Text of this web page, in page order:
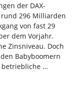
der DAX-
296 Milliarden
von fast 29
dem Vorjahr.
Zinsniveau. Doch
Babyboomern
betriebliche …